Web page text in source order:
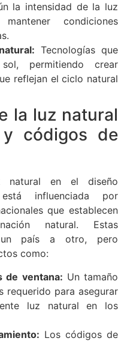
la intensidad de la luz
condiciones
Tecnologías que
permitiendo crear
reflejan el ciclo natural
la luz natural
códigos de
natural en el diseño
influenciada por
que establecen
natural. Estas
un país a otro, pero
como:
de ventana: Un tamaño
requerido para asegurar
luz natural en los
Los códigos de